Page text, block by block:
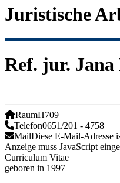
Juristische
Ref. jur.
RaumH709
Telefon0651/201 - 4758
MailDiese E-Mail-Adresse
Anzeige muss JavaScript
Curriculum Vitae
geboren in 1997